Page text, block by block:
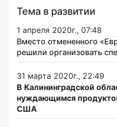
Тема в развитии
1 апреля 2020г., 07:48
Вместо отмененного
решили организовать
31 марта 2020г., 22:49
В Калининградской
нуждающимся
США